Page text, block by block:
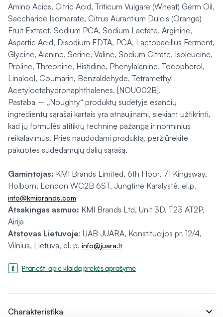
Amino Acids, Citric Acid, Triticum Vulgare (Wheat) Germ Oil,
Saccharide Isomerate, Citrus Aurantium Dulcis (Orange)
Fruit Extract, Sodium PCA, Sodium Lactate, Arginine,
Aspartic Acid, Disodium EDTA, PCA, Lactobacillus Ferment,
Glycine, Alanine, Serine, Valine, Sodium Citrate, Isoleucine,
Proline, Threonine, Histidine, Phenylalanine, Tocopherol,
Linalool, Coumarin, Benzaldehyde, Tetramethyl
Acetyloctahydronaphthalenes. [NOU002B].
Pastaba – „Noughty“ produktų sudėtyje esančių
ingredientų sąrašai kartais yra atnaujinami, siekiant užtikrinti,
kad jų formulės atitiktų techninę pažangą ir norminius
reikalavimus. Prieš naudodami produktą, peržiūrėkite
pakuotės sudedamųjų dalių sąrašą.
Gamintojas: KMI Brands Limited, 6th Floor, 71 Kingsway,
Holborn, London WC2B 6ST, Jungtinė Karalystė, el.p.
info@kmibrands.com
Atsakingas asmuo: KMI Brands Ltd, Unit 3D, T23 AT2P,
Airija
Atstovas Lietuvoje: UAB JUARA, Konstitucijos pr. 12/4,
Vilnius, Lietuva, el. p. info@juara.lt
Pranešti apie klaidą prekės aprašyme
Charakteristika expand_more